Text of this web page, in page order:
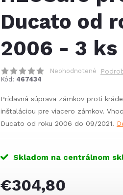
Ducato od
2006 - 3 ks
Neohodnotené
Kód: 467434
Prídavná súprava zámkov proti
inštaláciou pre viacero zámkov.
Ducato od roku 2006 do 09/2021.
Skladom na centrálnom
€304,80